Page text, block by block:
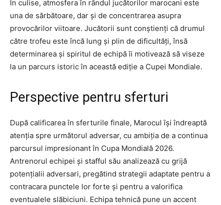
În culise, atmosfera în rândul jucătorilor marocani este
una de sărbătoare, dar și de concentrarea asupra
provocărilor viitoare. Jucătorii sunt conștienți că drumul
către trofeu este încă lung și plin de dificultăți, însă
determinarea și spiritul de echipă îi motivează să viseze
la un parcurs istoric în această ediție a Cupei Mondiale.
Perspective pentru sferturi
După calificarea în sferturile finale, Marocul își îndreaptă
atenția spre următorul adversar, cu ambiția de a continua
parcursul impresionant în Cupa Mondială 2026.
Antrenorul echipei și stafful său analizează cu grijă
potențialii adversari, pregătind strategii adaptate pentru a
contracara punctele lor forte și pentru a valorifica
eventualele slăbiciuni. Echipa tehnică pune un accent